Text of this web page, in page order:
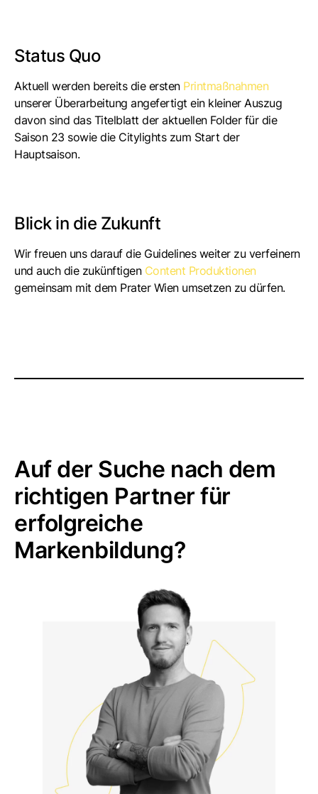
Status Quo
Aktuell werden bereits die ersten Printmaßnahmen
unserer Überarbeitung angefertigt ein kleiner Auszug
davon sind das Titelblatt der aktuellen Folder für die
Saison 23 sowie die Citylights zum Start der
Hauptsaison.
Blick in die Zukunft
Wir freuen uns darauf die Guidelines weiter zu verfeinern
und auch die zukünftigen Content Produktionen
gemeinsam mit dem Prater Wien umsetzen zu dürfen.
Auf der Suche nach dem
richtigen Partner für
erfolgreiche
Markenbildung?